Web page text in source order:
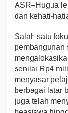
ASR–Hugua
dan kehati-
Salah satu
pembangunan
senilai Rp4
menyasar
berbagai latar
juga telah